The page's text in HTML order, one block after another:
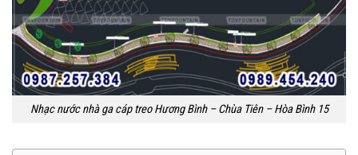
Nhạc nước nhà ga cáp treo Hương Bình – Chùa Tiên – Hòa Bình 15